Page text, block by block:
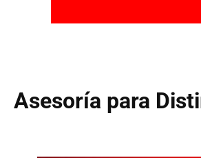
Asesoría para